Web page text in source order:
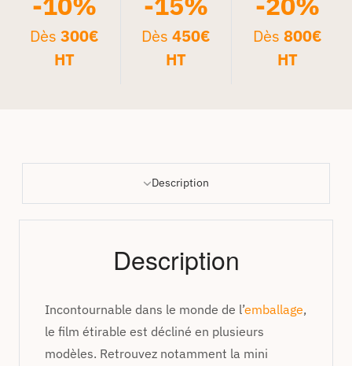
Dès300€
HT
Dès 450€
HT
Dès 800€
HT
Description
Description
Incontournable dans le monde de l’emballage,
le film étirable est décliné en plusieurs
modèles. Retrouvez notamment la mini